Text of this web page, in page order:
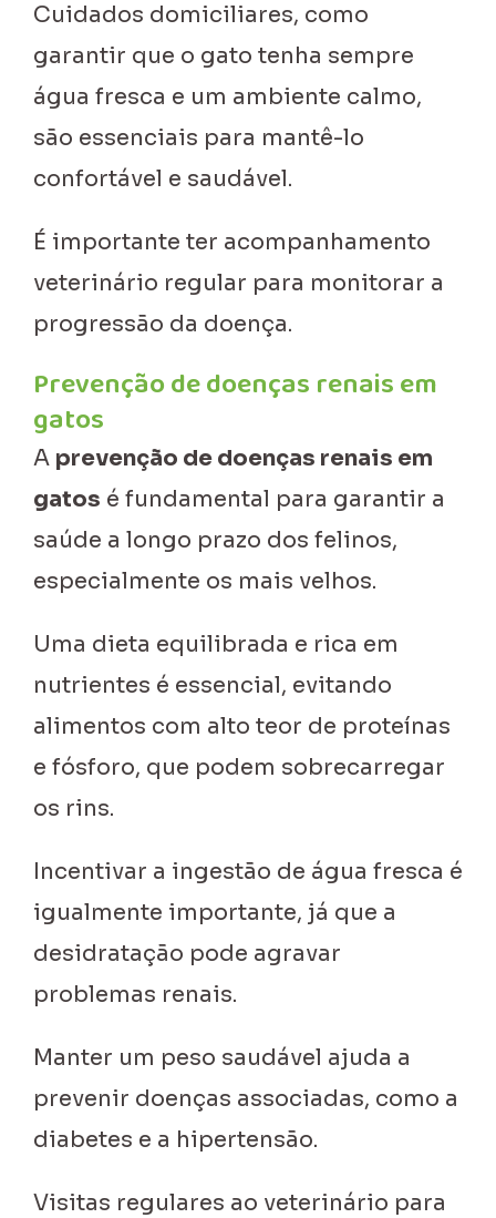
Cuidados domiciliares, como
garantir que o gato tenha sempre
água fresca e um ambiente calmo,
são essenciais para mantê-lo
confortável e saudável.
É importante ter acompanhamento
veterinário regular para monitorar a
progressão da doença.
Prevenção de doenças renais em
gatos
A prevenção de doenças renais em
gatos é fundamental para garantir a
saúde a longo prazo dos felinos,
especialmente os mais velhos.
Uma dieta equilibrada e rica em
nutrientes é essencial, evitando
alimentos com alto teor de proteínas
e fósforo, que podem sobrecarregar
os rins.
Incentivar a ingestão de água fresca é
igualmente importante, já que a
desidratação pode agravar
problemas renais.
Manter um peso saudável ajuda a
prevenir doenças associadas, como a
diabetes e a hipertensão.
Visitas regulares ao veterinário para